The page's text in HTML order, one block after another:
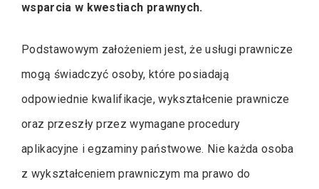
wsparcia w kwestiach prawnych.
Podstawowym założeniem jest, że usługi prawnicze
mogą świadczyć osoby, które posiadają
odpowiednie kwalifikacje, wykształcenie prawnicze
oraz przeszły przez wymagane procedury
aplikacyjne i egzaminy państwowe. Nie każda osoba
z wykształceniem prawniczym ma prawo do